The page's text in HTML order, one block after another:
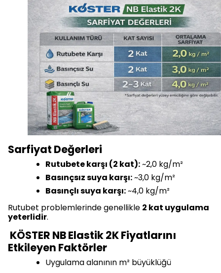
Sarfiyat Değerleri
Rutubete karşı (2 kat):~2,0 kg/m²
Basınçsız suya karşı:~3,0 kg/m²
Basınçlı suya karşı:~4,0 kg/m²
Rutubet problemlerinde genellikle 2 kat uygulama
yeterlidir.
KÖSTER NB Elastik 2K Fiyatlarını
Etkileyen Faktörler
Uygulama alanının m² büyüklüğü